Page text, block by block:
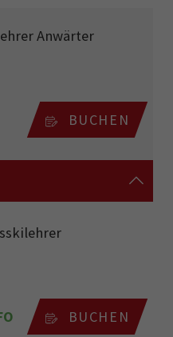
Anwärter
BUCHEN
BUCHEN